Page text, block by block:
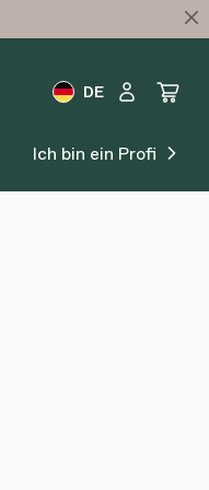
DE
Ich bin ein Profi